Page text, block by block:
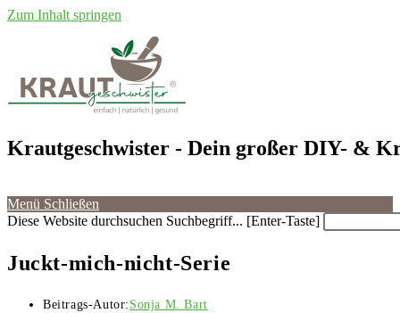
Zum Inhalt springen
Krautgeschwister - Dein großer DIY- &
Menü Schließen
Diese Website durchsuchen Suchbegriff... [Enter-Taste]
Juckt-mich-nicht-Serie
Beitrags-Autor: Sonja M. Bart